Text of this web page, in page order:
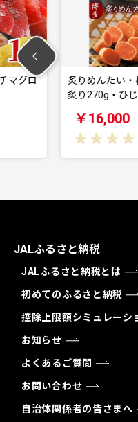
香ひじきセット
梅の
合わ
￥
JALふるさと納税
JALふるさと納税とは
初めてのふるさと納税
控除上限額シミュレーシ
お知らせ
よくあるご質問
お問い合わせ
自治体関係者の皆さまへ